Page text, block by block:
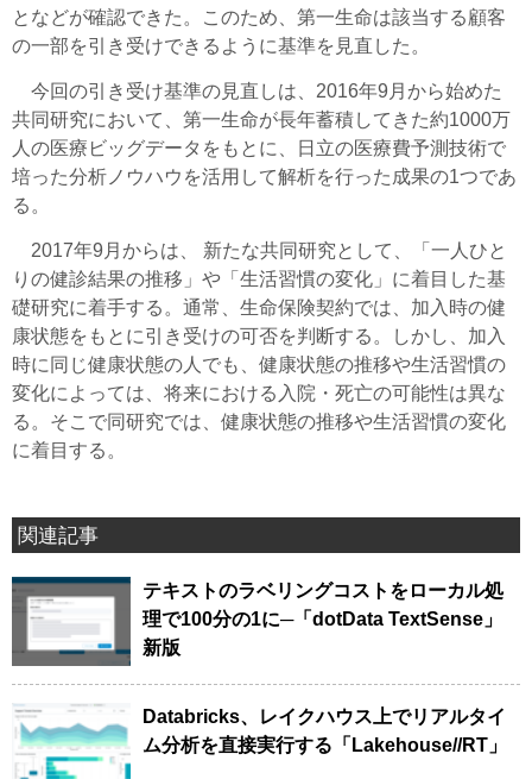
となどが確認できた。このため、第一生命は該当する顧客
の一部を引き受けできるように基準を見直した。
今回の引き受け基準の見直しは、2016年9月から始めた
共同研究において、第一生命が長年蓄積してきた約1000万
人の医療ビッグデータをもとに、日立の医療費予測技術で
培った分析ノウハウを活用して解析を行った成果の1つであ
る。
2017年9月からは、 新たな共同研究として、「一人ひと
りの健診結果の推移」や「生活習慣の変化」に着目した基
礎研究に着手する。通常、生命保険契約では、加入時の健
康状態をもとに引き受けの可否を判断する。しかし、加入
時に同じ健康状態の人でも、健康状態の推移や生活習慣の
変化によっては、将来における入院・死亡の可能性は異な
る。そこで同研究では、健康状態の推移や生活習慣の変化
に着目する。
関連記事
テキストのラベリングコストをローカル処
理で100分の1に─「dotData TextSense」
新版
Databricks、レイクハウス上でリアルタイ
ム分析を直接実行する「Lakehouse//RT」